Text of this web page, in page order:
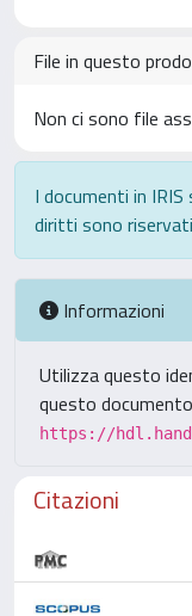
File in questo
Non ci sono file
I documenti in
diritti sono
Informazioni
Utilizza questo
questo
https://
Citazioni